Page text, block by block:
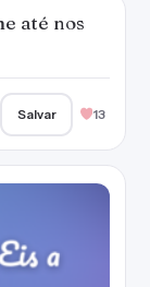
até nos
Salvar 13